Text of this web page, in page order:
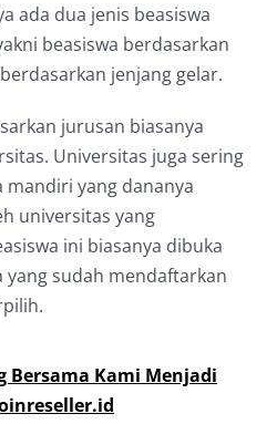
ada dua jenis beasiswa
beasiswa berdasarkan
jenjang gelar.
jurusan biasanya
Universitas juga sering
mandiri yang dananya
universitas yang
ini biasanya dibuka
sudah mendaftarkan
Bersama Kami Menjadi